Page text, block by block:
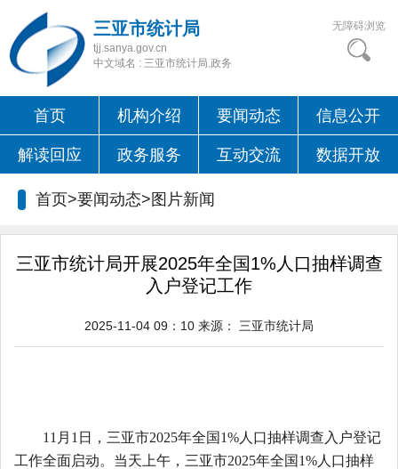
三亚市统计局
tjj.sanya.gov.cn
中文域名 : 三亚市统计局.政务
无障碍浏览
首页 机构介绍 要闻动态 信息公开
解读回应 政务服务 互动交流 数据开放
首页>要闻动态>图片新闻
三亚市统计局开展2025年全国1%人口抽样调查
入户登记工作
2025-11-04 09：10 来源： 三亚市统计局
11月1日，三亚市2025年全国1%人口抽样调查入户登记
工作全面启动。当天上午，三亚市2025年全国1%人口抽样